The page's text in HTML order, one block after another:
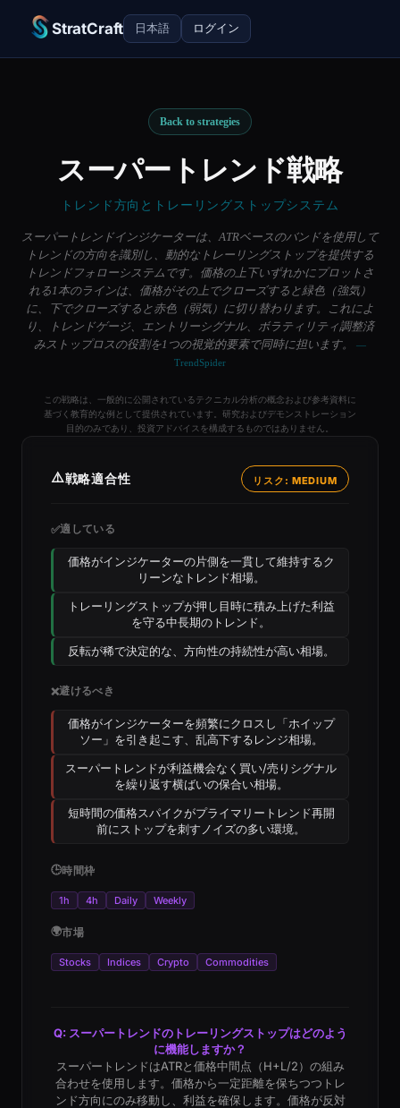
StratCraft 日本語 ログイン
Back to strategies
スーパートレンド戦略
トレンド方向とトレーリングストップシステム
スーパートレンドインジケーターは、ATRベースのバンドを使用して
トレンドの方向を識別し、動的なトレーリングストップを提供する
トレンドフォローシステムです。価格の上下いずれかにプロットさ
れる1本のラインは、価格がその上でクローズすると緑色（強気）
に、下でクローズすると赤色（弱気）に切り替わります。これによ
り、トレンドゲージ、エントリーシグナル、ボラティリティ調整済
みストップロスの役割を1つの視覚的要素で同時に担います。
—
TrendSpider
この戦略は、一般的に公開されているテクニカル分析の概念および参考資料に
基づく教育的な例として提供されています。研究およびデモンストレーション
目的のみであり、投資アドバイスを構成するものではありません。
⚠️戦略適合性 リスク: MEDIUM
✅適している
価格がインジケーターの片側を一貫して維持するク
リーンなトレンド相場。
トレーリングストップが押し目時に積み上げた利益
を守る中長期のトレンド。
反転が稀で決定的な、方向性の持続性が高い相場。
❌避けるべき
価格がインジケーターを頻繁にクロスし「ホイップ
ソー」を引き起こす、乱高下するレンジ相場。
スーパートレンドが利益機会なく買い/売りシグナル
を繰り返す横ばいの保合い相場。
短時間の価格スパイクがプライマリートレンド再開
前にストップを刺すノイズの多い環境。
🕒時間枠
1h 4h Daily Weekly
🌍市場
Stocks Indices Crypto Commodities
Q: スーパートレンドのトレーリングストップはどのよう
に機能しますか？
スーパートレンドはATRと価格中間点（H+L/2）の組み
合わせを使用します。価格から一定距離を保ちつつトレ
ンド方向にのみ移動し、利益を確保します。価格が反対